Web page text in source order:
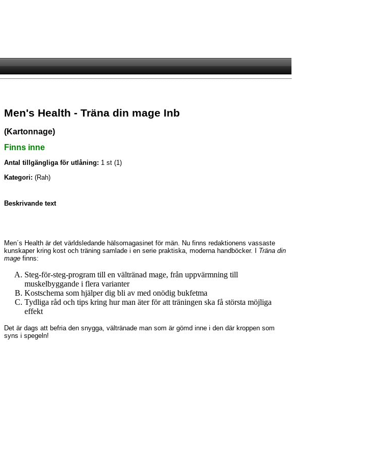
Men's Health - Träna din mage Inb
(Kartonnage)
Finns inne
Antal tillgängliga för utlåning: 1 st (1)
Kategori: (Rah)
Beskrivande text
Men´s Health är det världsledande hälsomagasinet för män. Nu finns redaktionens vassaste
kunskaper kring kost och träning samlade i en serie praktiska, moderna handböcker. I Träna din
mage finns:
Steg-för-steg-program till en vältränad mage, från uppvärmning till
muskelbyggande i flera varianter
Kostschema som hjälper dig bli av med onödig bukfetma
Tydliga råd och tips kring hur man äter för att träningen ska få största möjliga
effekt
Det är dags att befria den snygga, vältränade man som är gömd inne i den där kroppen som
syns i spegeln!